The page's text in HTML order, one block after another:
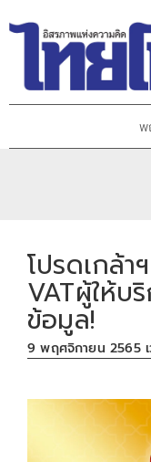
พ
โปรดเกล้
VATผู้ให้บ
ข้อมูล!
9 พฤศจิกายน 2565 เ